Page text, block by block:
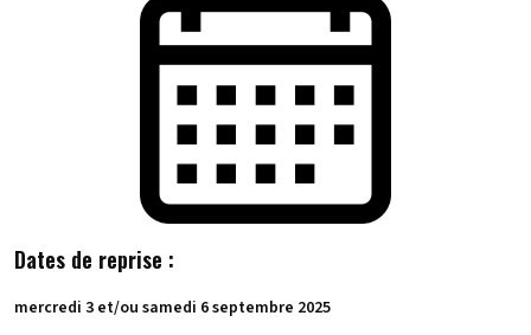
Dates de reprise :
mercredi 3 et/ou samedi 6 septembre 2025